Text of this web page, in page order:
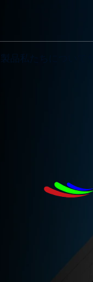
製品 私たちについて